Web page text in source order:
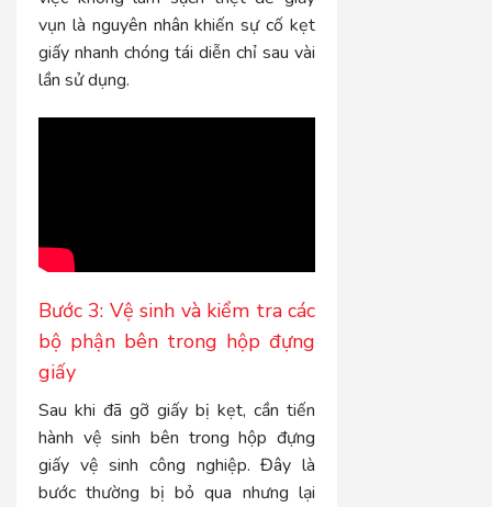
vụn là nguyên nhân khiến sự cố kẹt
giấy nhanh chóng tái diễn chỉ sau vài
lần sử dụng.
Bước 3: Vệ sinh và kiểm tra các
bộ phận bên trong hộp đựng
giấy
Sau khi đã gỡ giấy bị kẹt, cần tiến
hành vệ sinh bên trong hộp đựng
giấy vệ sinh công nghiệp. Đây là
bước thường bị bỏ qua nhưng lại